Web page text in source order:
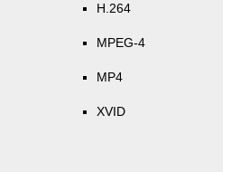
H.264
MPEG-4
MP4
XVID